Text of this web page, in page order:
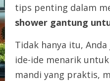
tips penting dalam
shower gantung
Tidak hanya itu,
ide-ide menarik
mandi yang praktis,